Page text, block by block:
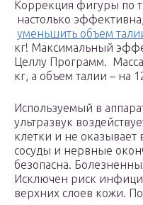
​Коррекция фигуры по
настолько
уменьшить объем
кг! Максимальный
Целлу​ Программ.
кг, а объем талии – на
Используемый в
ультразвук
клетки и не оказывает
сосуды и нервные
безопасна.
Исключен риск
верхних слоев кожи.